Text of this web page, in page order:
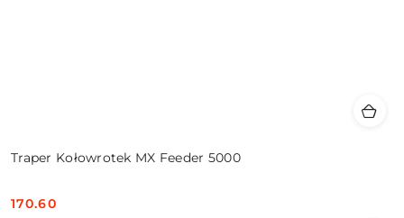
Traper Kołowrotek MX Feeder 5000
Cena:
170.60